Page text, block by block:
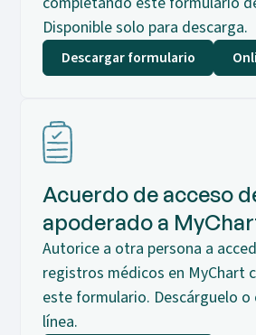
Disponible solo para descarga.
Descargar formulario
Acuerdo de acceso
apoderado a
Autorice a otra persona a
registros médicos en MyChart
este formulario. Descárguelo
línea.